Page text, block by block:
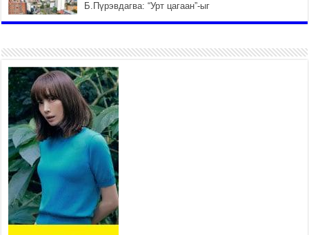
Б.Пүрэвдагва: “Урт цагаан”-ыг
2026 оны 7 сар 21 / 16 цаг 47 минут
Тусгай замын автобус /BRT/
төслийн удирдах хорооны
ээлжит хуралдаан боллоо
2026 оны 7 сар 21 / 16 цаг 43 минут
Ерөнхий сайд Н.Учрал БНХАУ-
аас Монгол Улсад суугаа
Элчин сайд Шэнь
Миньжюанийг хүлээн авч
уулзав
2026 оны 7 сар 21 / 16 цаг 39 минут
БҮГД НАЙРАМДАХ ТАЖИКИСТАН УЛСТАЙ